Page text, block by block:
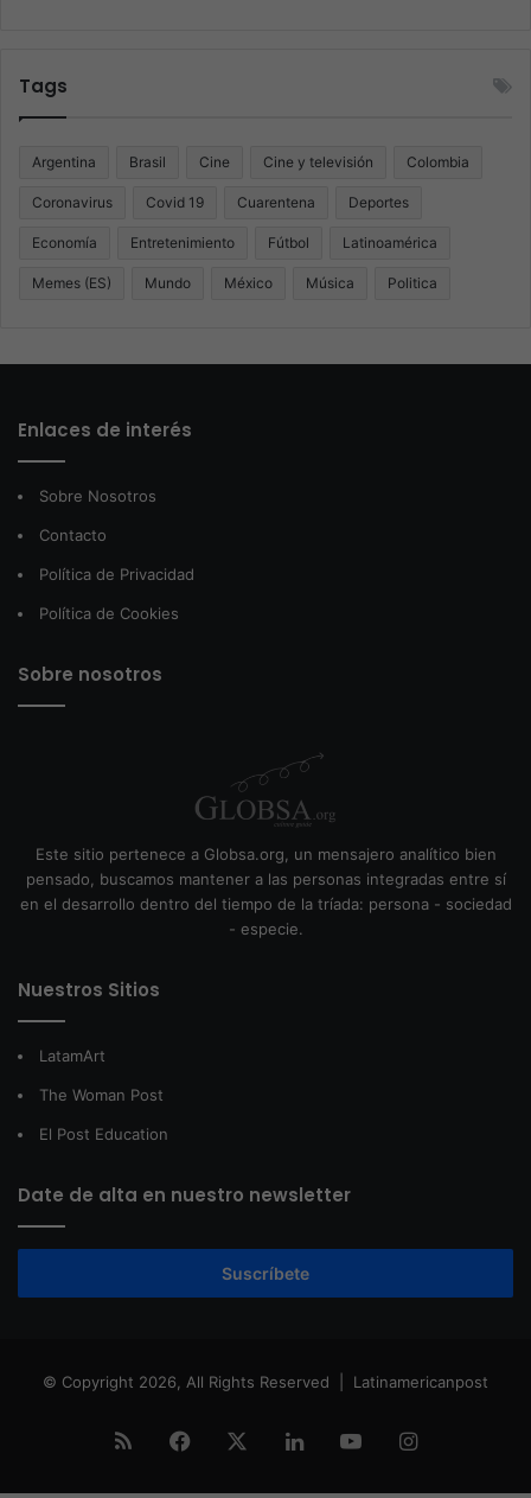
Tags
Argentina Brasil Cine Cine y televisión Colombia
Coronavirus Covid 19 Cuarentena Deportes
Economía Entretenimiento Fútbol Latinoamérica
Memes (ES) Mundo México Música Politica
Enlaces de interés
Sobre Nosotros
Contacto
Política de Privacidad
Política de Cookies
Sobre nosotros
Este sitio pertenece a Globsa.org, un mensajero analítico bien
pensado, buscamos mantener a las personas integradas entre sí
en el desarrollo dentro del tiempo de la tríada: persona - sociedad
- especie.
Nuestros Sitios
LatamArt
The Woman Post
El Post Education
Date de alta en nuestro newsletter
Suscríbete
© Copyright 2026, All Rights Reserved | Latinamericanpost
RSS Facebook LinkedInYouTubeInstagram